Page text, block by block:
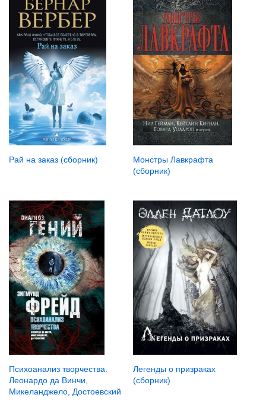
Рай на заказ (сборник)
Монстры Лавкрафта
(сборник)
Психоанализ творчества.
Леонардо да Винчи,
Микеланджело, Достоевский
Легенды о призраках
(сборник)